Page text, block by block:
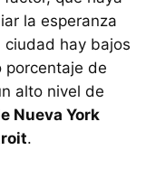
la esperanza
hay bajos
porcentaje de
alto nivel de
Nueva York
.